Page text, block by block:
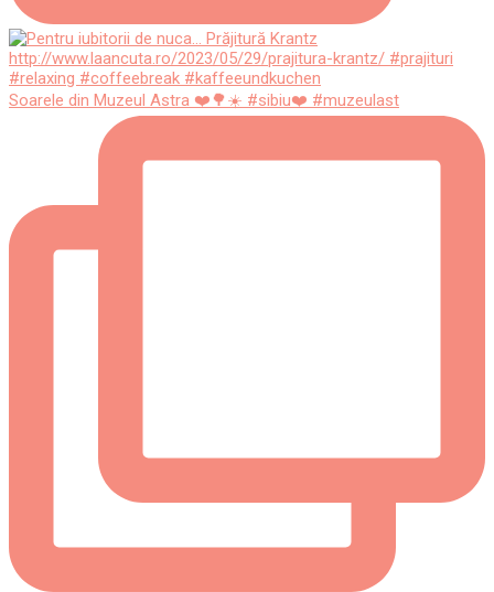
Soarele din Muzeul Astra ❤️🌳☀️ #sibiu❤️ #muzeulast